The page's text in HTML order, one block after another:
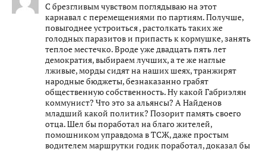
С брезгливым чувством поглядываю на этот
карнавал с перемещениями по партиям. Получше,
повыгоднее устроиться , растолкать таких же
голодных паразитов и припасть к кормушке, занять
теплое местечко. Вроде уже двадцать пять лет
демократия, выбираем лучших, а те же наглые
лживые, морды сидят на наших шеях, транжирят
народные бюджеты, безнаказанно грабят
общественную собственность. Ну какой Габриэлян
коммунист? Что это за альянсы? А Найденов
младший какой политик? Позорит память своего
отца. Шел бы поработал на благо жителей,
помошником управдома в ТСЖ, даже простым
водителем маршрутки годик поработал, доказал бы